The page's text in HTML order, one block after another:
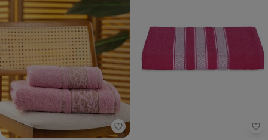
Lar e Lazer - Jogo de Toalhas